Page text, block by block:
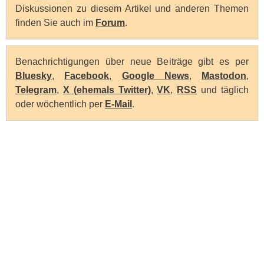
Diskussionen zu diesem Artikel und anderen Themen
finden Sie auch im Forum.
Benachrichtigungen über neue Beiträge gibt es per
Bluesky, Facebook, Google News, Mastodon,
Telegram, X (ehemals Twitter),VK, RSS und täglich
oder wöchentlich per E-Mail .